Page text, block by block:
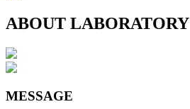
ABOUT LABORATORY
MESSAGE